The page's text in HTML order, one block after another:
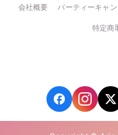
会社概要 パーティーキャ
特定商